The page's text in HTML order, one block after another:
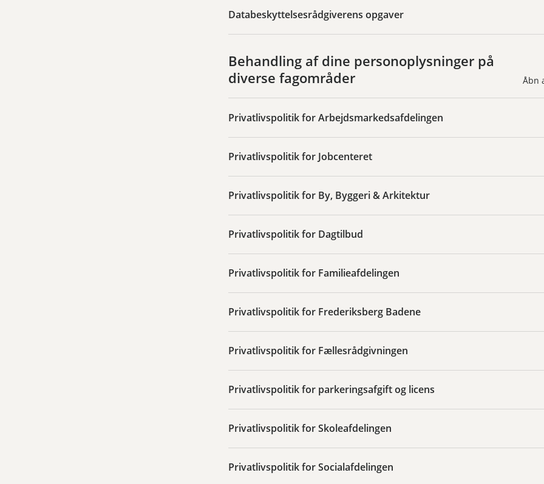
Databeskyttelsesrådgiverens opgaver
Behandling af dine personoplysninger på
diverse fagområder
Åbn
Privatlivspolitik for Arbejdsmarkedsafdelingen
Privatlivspolitik for Jobcenteret
Privatlivspolitik for By, Byggeri & Arkitektur
Privatlivspolitik for Dagtilbud
Privatlivspolitik for Familieafdelingen
Privatlivspolitik for Frederiksberg Badene
Privatlivspolitik for Fællesrådgivningen
Privatlivspolitik for parkeringsafgift og licens
Privatlivspolitik for Skoleafdelingen
Privatlivspolitik for Socialafdelingen